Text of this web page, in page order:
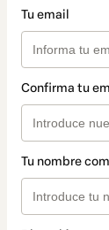
Tu email
Confirma tu
Tu nombre